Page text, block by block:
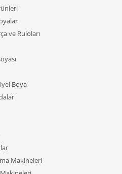
sağlayan ahşap
kullanılmaktadır.
faktörlerdir.
kazandırır.
için idealdir. Delikli
ve Ruloları
Boya
Makineleri